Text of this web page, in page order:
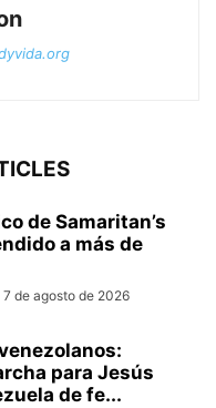
de Samaritan’s
a más de
7 de agosto de 2026
para Jesús
de fe...